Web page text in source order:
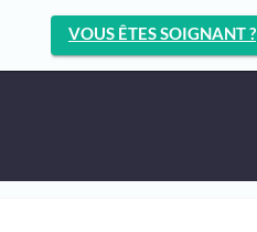
VOUS ÊTES SOIGNANT ?